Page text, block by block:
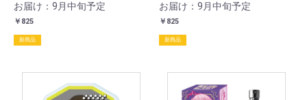
お届け：9月中旬予定
￥825
新商品
お届け：9月中旬予定
￥825
新商品